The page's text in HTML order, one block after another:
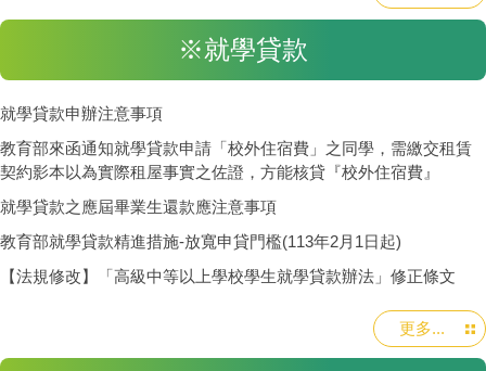
※就學貸款
就學貸款申辦注意事項
教育部來函通知就學貸款申請「校外住宿費」之同學，需繳交租賃
契約影本以為實際租屋事實之佐證，方能核貸『校外住宿費』
就學貸款之應屆畢業生還款應注意事項
教育部就學貸款精進措施-放寬申貸門檻(113年2月1日起)
【法規修改】「高級中等以上學校學生就學貸款辦法」修正條文
更多...